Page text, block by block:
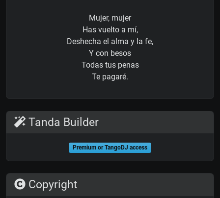
Mujer, mujer
Has vuelto a mí,
Deshecha el alma y la fe,
Y con besos
Todas tus penas
Te pagaré.
Tanda Builder
Premium or TangoDJ access
Copyright